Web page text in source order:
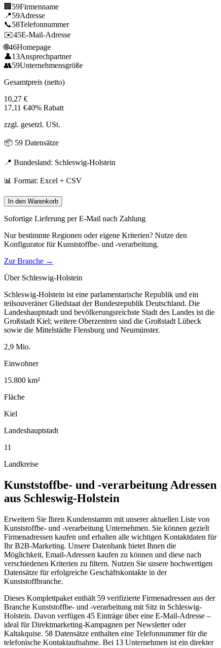
🏢 59Firmenname
📍59Adresse
📞58Telefonnummer
✉️45E-Mail-Adresse
🌐46Homepage
👤13Ansprechpartner
👥59Unternehmensgröße
Gesamtpreis (netto)
10,27 €
17,11 €40% Rabatt
zzgl. gesetzl. USt.
📦 59 Datensätze
📍 Bundesland: Schleswig-Holstein
📊 Format: Excel + CSV
In den Warenkorb
Sofortige Lieferung per E-Mail nach Zahlung
Nur bestimmte Regionen oder eigene Kriterien? Nutze den
Konfigurator fürKunststoffbe- und -verarbeitung.
Zur Branche →
Über Schleswig-Holstein
Schleswig-Holstein ist eine parlamentarische Republik und ein
teilsouveräner Gliedstaat der Bundesrepublik Deutschland. Die
Landeshauptstadt und bevölkerungsreichste Stadt des Landes ist die
Großstadt Kiel; weitere Oberzentren sind die Großstadt Lübeck
sowie die Mittelstädte Flensburg und Neumünster.
2,9 Mio.
Einwohner
15.800 km²
Fläche
Kiel
Landeshauptstadt
11
Landkreise
Kunststoffbe- und -verarbeitung Adressen
aus Schleswig-Holstein
Erweitern Sie Ihren Kundenstamm mit unserer aktuellen Liste von
Kunststoffbe- und -verarbeitung Unternehmen. Sie können gezielt
Firmenadressen kaufen und erhalten alle wichtigen Kontaktdaten für
Ihr B2B-Marketing. Unsere Datenbank bietet Ihnen die
Möglichkeit, Email-Adressen kaufen zu können und diese nach
verschiedenen Kriterien zu filtern. Nutzen Sie unsere hochwertigen
Datensätze für erfolgreiche Geschäftskontakte in der
Kunststoffbranche.
Dieses Komplettpaket enthält 59 verifizierte Firmenadressen aus der
Branche Kunststoffbe- und -verarbeitung mit Sitz in Schleswig-
Holstein. Davon verfügen 45 Einträge über eine E-Mail-Adresse –
ideal für Direktmarketing-Kampagnen per Newsletter oder
Kaltakquise. 58 Datensätze enthalten eine Telefonnummer für die
telefonische Kontaktaufnahme. Bei 13 Unternehmen ist ein direkter